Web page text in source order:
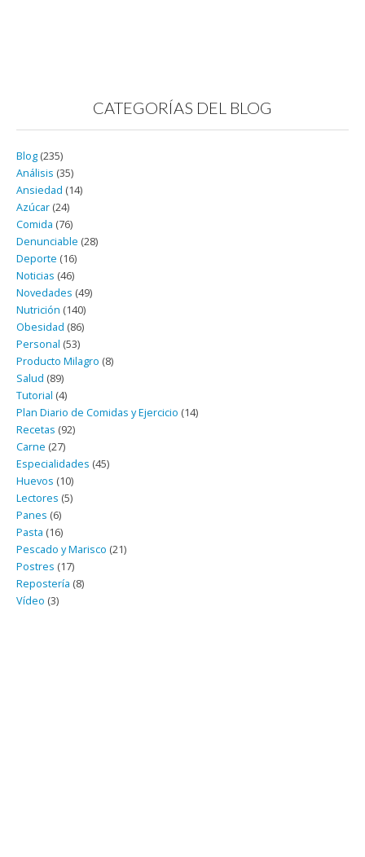
CATEGORÍAS DEL BLOG
Blog (235)
Análisis (35)
Ansiedad (14)
Azúcar (24)
Comida (76)
Denunciable (28)
Deporte (16)
Noticias (46)
Novedades (49)
Nutrición (140)
Obesidad (86)
Personal (53)
Producto Milagro (8)
Salud (89)
Tutorial (4)
Plan Diario de Comidas y Ejercicio (14)
Recetas (92)
Carne (27)
Especialidades (45)
Huevos (10)
Lectores (5)
Panes (6)
Pasta (16)
Pescado y Marisco (21)
Postres (17)
Repostería (8)
Vídeo (3)